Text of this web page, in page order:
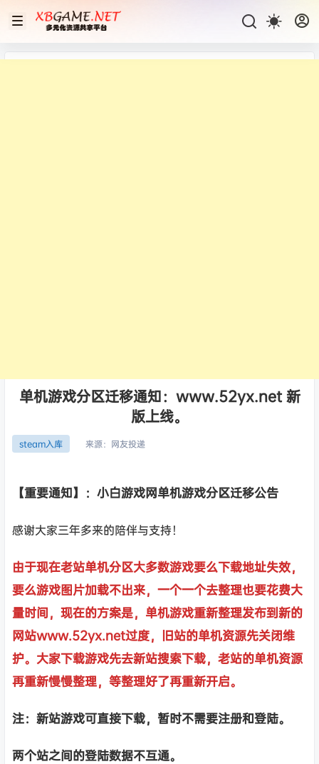
单机游戏分区迁移通知：www.52yx.net 新
版上线。
steam入库 来源： 网友投递
【重要通知】：小白游戏网单机游戏分区迁移公告
感谢大家三年多来的陪伴与支持！
由于现在老站单机分区大多数游戏要么下载地址失效，
要么游戏图片加载不出来，一个一个去整理也要花费大
量时间，现在的方案是，单机游戏重新整理发布到新的
网站www.52yx.net过度，旧站的单机资源先关闭维
护。大家下载游戏先去新站搜索下载，老站的单机资源
再重新慢慢整理，等整理好了再重新开启。
注：新站游戏可直接下载，暂时不需要注册和登陆。
两个站之间的登陆数据不互通。